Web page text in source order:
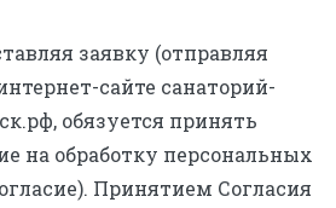
заявку (отправляя
сайте санаторий-
обязуется принять
на обработку персональных
Принятием Согласия